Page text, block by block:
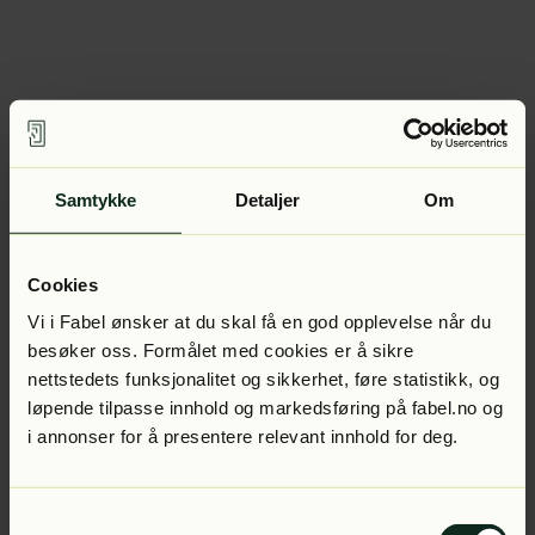
Samtykke Detaljer Om
Cookies
Vi i Fabel ønsker at du skal få en god opplevelse når du
besøker oss. Formålet med cookies er å sikre
nettstedets funksjonalitet og sikkerhet, føre statistikk, og
løpende tilpasse innhold og markedsføring på fabel.no og
i annonser for å presentere relevant innhold for deg.